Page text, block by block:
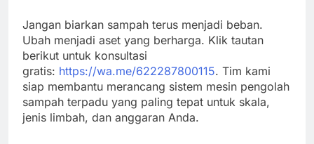
Jangan biarkan sampah terus menjadi beban.
Ubah menjadi aset yang berharga. Klik tautan
berikut untuk konsultasi
gratis: https://wa.me/622287800115. Tim kami
siap membantu merancang sistem mesin pengolah
sampah terpadu yang paling tepat untuk skala,
jenis limbah, dan anggaran Anda.